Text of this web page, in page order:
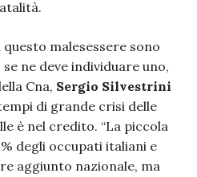
malesessere sono
ne deve individuare uno,
Cna, Sergio Silvestrini
di grande crisi delle
è nel credito. “La piccola
degli occupati italiani e
aggiunto nazionale, ma